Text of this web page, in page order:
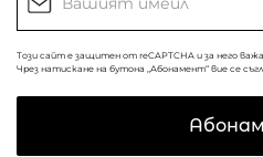
Този сайт е защитен от reCAPTCHA и за него
Чрез натискане на бутона „Абонамент“ вие се